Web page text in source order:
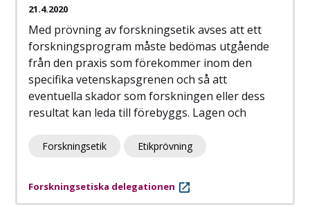
21.4.2020
Med prövning av forskningsetik avses att ett
forskningsprogram måste bedömas utgående
från den praxis som förekommer inom den
specifika vetenskapsgrenen och så att
eventuella skador som forskningen eller dess
resultat kan leda till förebyggs. Lagen och
Forskningsetik Etikprövning
Forskningsetiska delegationen